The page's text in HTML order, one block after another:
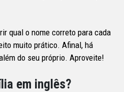
qual o nome correto para cada
muito prático. Afinal, há
do seu próprio. Aproveite!
em inglês?